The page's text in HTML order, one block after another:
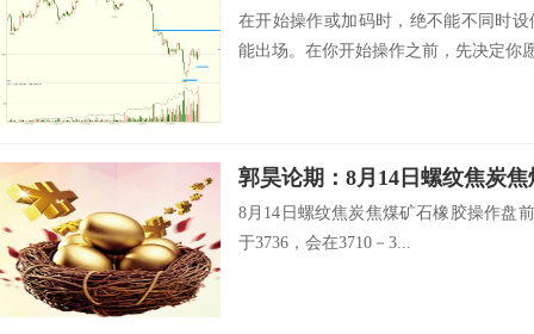
在开始操作或加码时，绝不能不同时
能出场。在你开始操作之前，先决定你
郭昊论期：8月14日螺纹焦炭
8月14日螺纹焦炭焦煤矿石橡胶操作盘
于3736，会在3710－3...